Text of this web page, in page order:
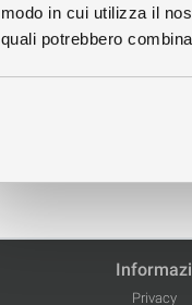
modo in cui utilizza il
quali potrebbero
Privacy